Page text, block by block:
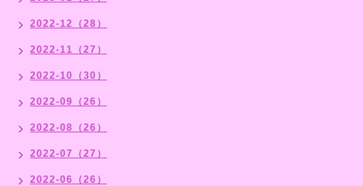
2022-12（28）
2022-11（27）
2022-10（30）
2022-09（26）
2022-08（26）
2022-07（27）
2022-06（26）